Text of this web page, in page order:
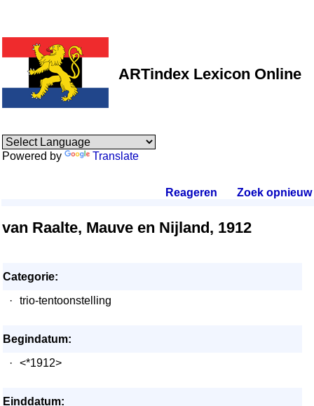
ARTindex Lexicon Online
Powered by Translate
Reageren Zoek opnieuw.
van Raalte, Mauve en Nijland, 1912
Categorie:
·
trio-tentoonstelling
Begindatum:
·
<*1912>
Einddatum: